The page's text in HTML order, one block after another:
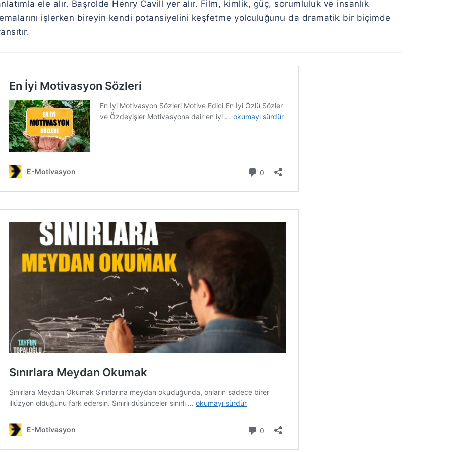
ele alır. Başrolde Henry Cavill yer alır. Film, kimlik, güç, sorumluluk ve insanlık
işlerken bireyin kendi potansiyelini keşfetme yolculuğunu da dramatik bir biçimde